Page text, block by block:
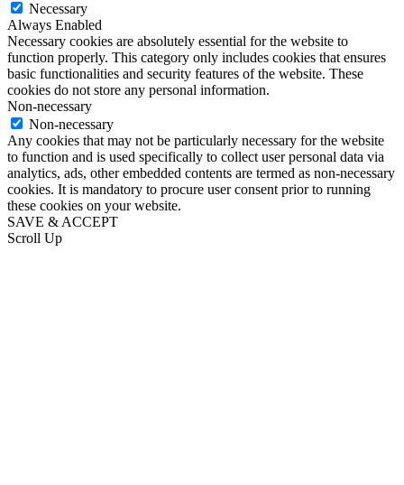
Necessary
Always Enabled
Necessary cookies are absolutely essential for the website to
function properly. This category only includes cookies that ensures
basic functionalities and security features of the website. These
cookies do not store any personal information.
Non-necessary
Non-necessary
Any cookies that may not be particularly necessary for the website
to function and is used specifically to collect user personal data via
analytics, ads, other embedded contents are termed as non-necessary
cookies. It is mandatory to procure user consent prior to running
these cookies on your website.
SAVE & ACCEPT
Scroll Up